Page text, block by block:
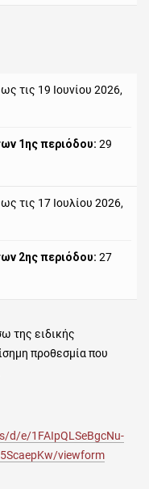
τις 19 Ιουνίου 2026,
1ης περιόδου: 29
τις 17 Ιουλίου 2026,
2ης περιόδου: 27
της ειδικής
προθεσμία που
d/e/1FAIpQLSeBgcNu-
viewform